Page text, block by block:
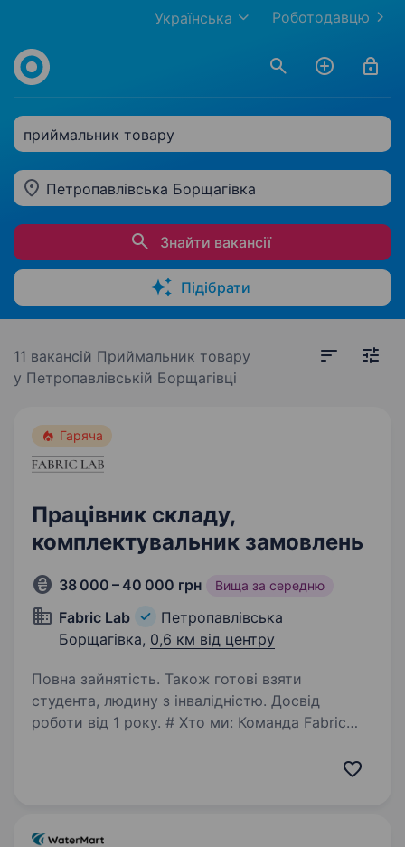
Роботодавцю
Українська
приймальник товару
Петропавлівська Борщагівка
Знайти вакансії
Підібрати
11 вакансій Приймальник товару
у Петропавлівській Борщагівці
Гаряча
Працівник складу,
комплектувальник замовлень
38 000 – 40 000 грн Вища за середню
Fabric Lab
Петропавлівська
Борщагівка, 0,6 км від центру
Повна зайнятість. Також готові взяти
студента, людину з інвалідністю. Досвід
роботи від 1 року. # Хто ми: Команда Fabric
(Туреччина, Італія, Польща);…